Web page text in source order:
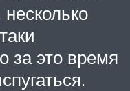
за это время